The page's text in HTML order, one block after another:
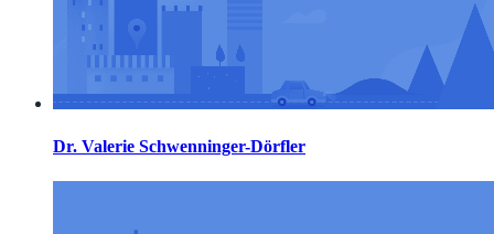
Dr. Valerie Schwenninger-Dörfler